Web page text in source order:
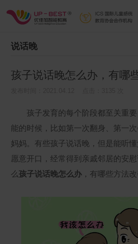
说话晚
孩子说话晚怎么办，有哪
孩子发育的每个阶段都至关重要
能的时候，比如第一次翻身、第一
妈妈。有些孩子说话晚，但是能听
愿意开口，经常得到亲戚邻居的安慰
么孩子说话晚怎么办 ，有哪些方法改